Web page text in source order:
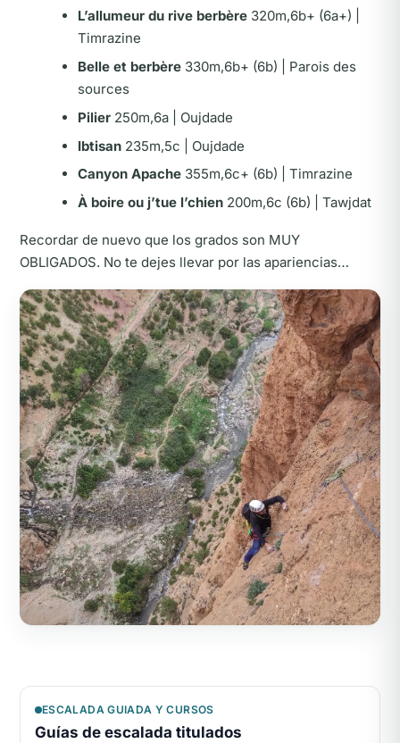
L’allumeur du rive berbère320m,6b+ (6a+) |
Timrazine
Belle et berbère330m,6b+ (6b) | Parois des
sources
Pilier250m,6a | Oujdade
Ibtisan235m,5c | Oujdade
Canyon Apache355m,6c+ (6b) | Timrazine
À boire ou j’tue l’chien200m,6c (6b) | Tawjdat
Recordar de nuevo que los grados son MUY
OBLIGADOS. No te dejes llevar por las apariencias…
ESCALADA GUIADA Y CURSOS
Guías de escalada titulados